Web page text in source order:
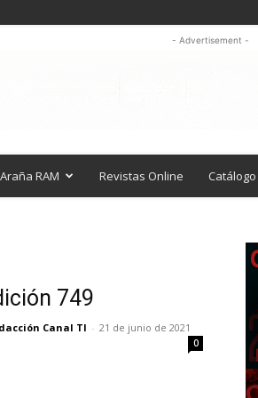
- Advertisement -
Araña RAM Revistas Online Catálogo
749
Canal TI - 21 de junio de 2021
0